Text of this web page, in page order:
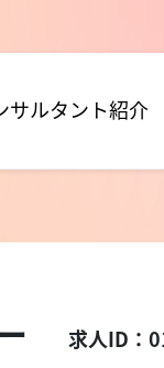
サルタント紹介
ー 求人ID：